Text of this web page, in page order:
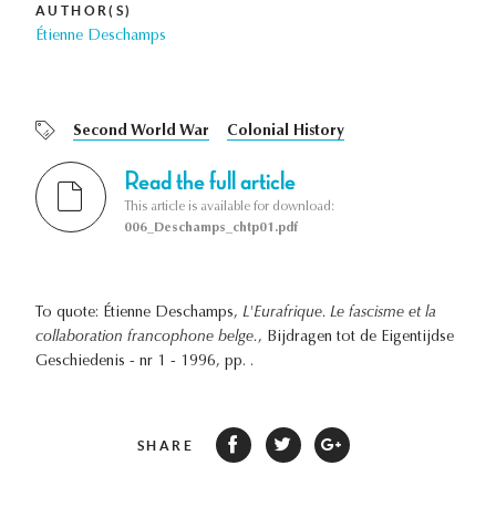
AUTHOR(S)
Étienne Deschamps
Second World War Colonial History
Read the full article
This article is available for download:
006_Deschamps_chtp01.pdf
To quote: Étienne Deschamps, L'Eurafrique. Le fascisme et la
collaboration francophone belge., Bijdragen tot de Eigentijdse
Geschiedenis - nr 1 - 1996, pp. .
SHARE